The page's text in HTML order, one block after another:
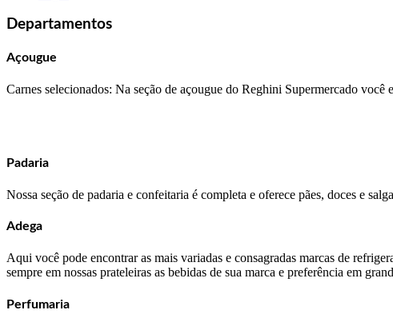
Departamentos
Açougue
Carnes selecionados: Na seção de açougue do Reghini Supermercado
Padaria
Nossa seção de padaria e confeitaria é completa e oferece pães, doces e
Adega
Aqui você pode encontrar as mais variadas e consagradas marcas de
sempre em nossas prateleiras as bebidas de sua marca e preferência em
Perfumaria